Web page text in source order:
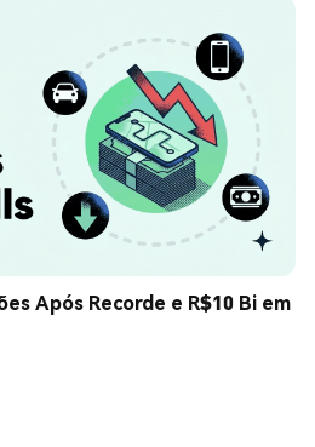
Após Recorde e R$10 Bi em